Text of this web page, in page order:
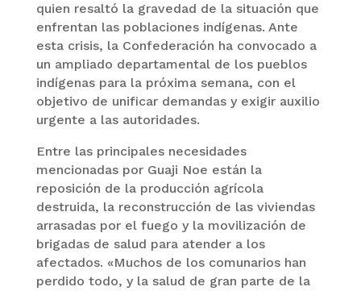
quien resaltó la gravedad de la situación que
enfrentan las poblaciones indígenas. Ante
esta crisis, la Confederación ha convocado a
un ampliado departamental de los pueblos
indígenas para la próxima semana, con el
objetivo de unificar demandas y exigir auxilio
urgente a las autoridades.
Entre las principales necesidades
mencionadas por Guaji Noe están la
reposición de la producción agrícola
destruida, la reconstrucción de las viviendas
arrasadas por el fuego y la movilización de
brigadas de salud para atender a los
afectados. «Muchos de los comunarios han
perdido todo, y la salud de gran parte de la